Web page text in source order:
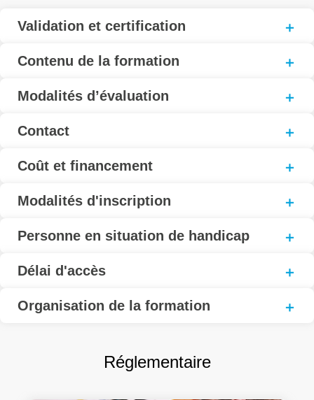
Validation et certification
Contenu de la formation
Modalités d’évaluation
Contact
Coût et financement
Modalités d'inscription
Personne en situation de handicap
Délai d'accès
Organisation de la formation
Réglementaire